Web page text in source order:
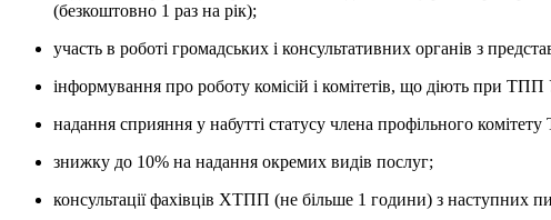
(безкоштовно 1 раз на рік);
участь в роботі громадських і консультативних органів з
інформування про роботу комісій і комітетів, що діють при ТПП
надання сприяння у набутті статусу члена профільного
знижку до 10% на надання окремих видів послуг;
консультації фахівців ХТПП (не більше 1 години) з наступних